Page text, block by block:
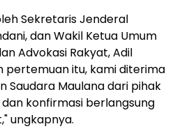
Sekretaris Jenderal
dan Wakil Ketua Umum
Advokasi Rakyat, Adil
pertemuan itu, kami diterima
Saudara Maulana dari pihak
dan konfirmasi berlangsung
ungkapnya.